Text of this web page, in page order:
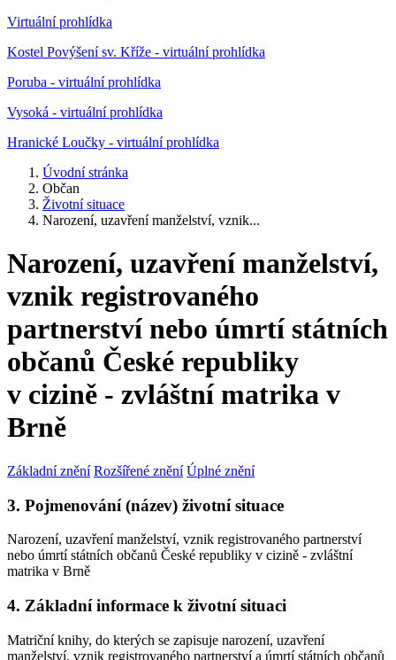
Virtuální prohlídka
Kostel Povýšení sv. Kříže - virtuální prohlídka
Poruba - virtuální prohlídka
Vysoká - virtuální prohlídka
Hranické Loučky - virtuální prohlídka
Úvodní stránka
Občan
Životní situace
Narození, uzavření manželství, vznik...
Narození, uzavření manželství,
vznik registrovaného
partnerství nebo úmrtí státních
občanů České republiky
v cizině - zvláštní matrika v
Brně
Základní znění Rozšířené znění Úplné znění
3. Pojmenování (název) životní situace
Narození, uzavření manželství, vznik registrovaného partnerství
nebo úmrtí státních občanů České republiky v cizině - zvláštní
matrika v Brně
4. Základní informace k životní situaci
Matriční knihy, do kterých se zapisuje narození, uzavření
manželství, vznik registrovaného partnerství a úmrtí státních občanů